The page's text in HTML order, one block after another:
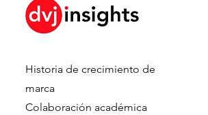
Forget The Journey. Find
The Moments That Matter.
Historia de crecimiento de
marca
Colaboración académica